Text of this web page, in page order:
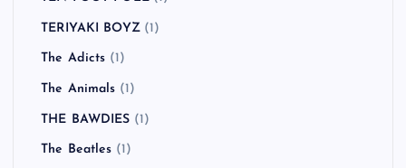
TERIYAKI BOYZ(1)
The Adicts (1)
The Animals (1)
THE BAWDIES (1)
The Beatles (1)